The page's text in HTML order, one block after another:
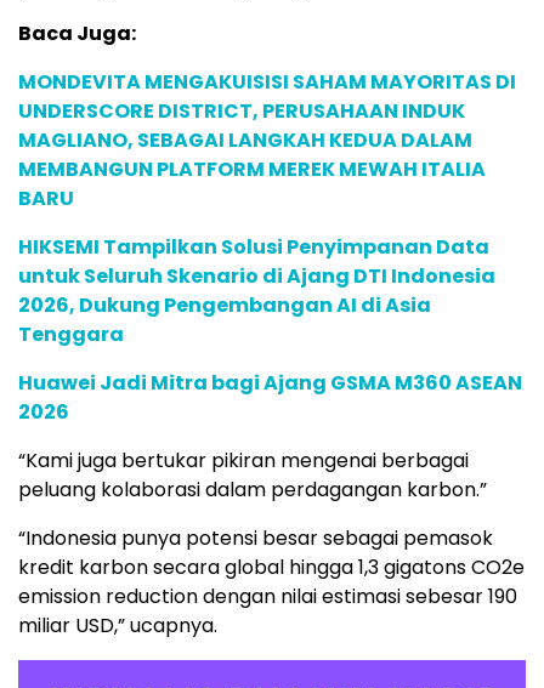
Baca Juga:
MONDEVITA MENGAKUISISI SAHAM MAYORITAS DI
UNDERSCORE DISTRICT, PERUSAHAAN INDUK
MAGLIANO, SEBAGAI LANGKAH KEDUA DALAM
MEMBANGUN PLATFORM MEREK MEWAH ITALIA
BARU
HIKSEMI Tampilkan Solusi Penyimpanan Data
untuk Seluruh Skenario di Ajang DTI Indonesia
2026, Dukung Pengembangan AI di Asia
Tenggara
Huawei Jadi Mitra bagi Ajang GSMA M360 ASEAN
2026
“Kami juga bertukar pikiran mengenai berbagai
peluang kolaborasi dalam perdagangan karbon.”
“Indonesia punya potensi besar sebagai pemasok
kredit karbon secara global hingga 1,3 gigatons CO2e
emission reduction dengan nilai estimasi sebesar 190
miliar USD,” ucapnya.